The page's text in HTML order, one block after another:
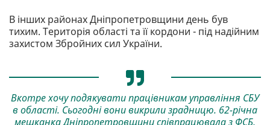
В інших районах Дніпропетровщини день був
тихим. Територія області та її кордони - під надійним
захистом Збройних сил України.
Вкотре хочу подякувати працівникам управління СБУ
в області. Сьогодні вони викрили зрадницю. 62-річна
мешканка Дніпропетровщини співпрацювала з ФСБ,